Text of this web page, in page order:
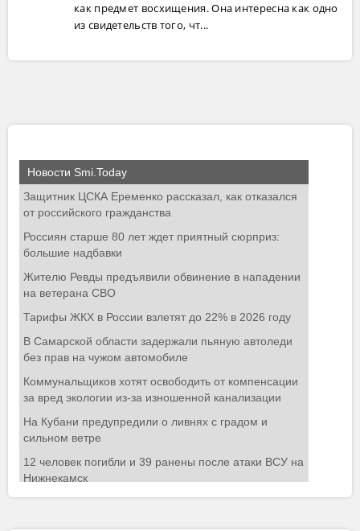
как предмет восхищения. Она интересна как одно
из свидетельств того, чт...